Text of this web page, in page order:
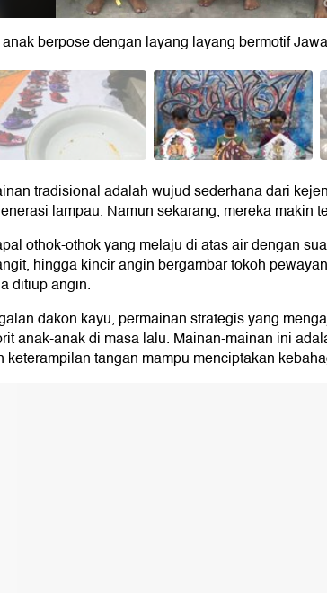
berpose dengan layang layang bermotif
tradisional adalah wujud sederhana dari
lampau. Namun sekarang, mereka makin
othok-othok yang melaju di atas air dengan
hingga kincir angin bergambar tokoh
ditiup angin.
dakon kayu, permainan strategis yang
anak-anak di masa lalu. Mainan-mainan ini
keterampilan tangan mampu menciptakan